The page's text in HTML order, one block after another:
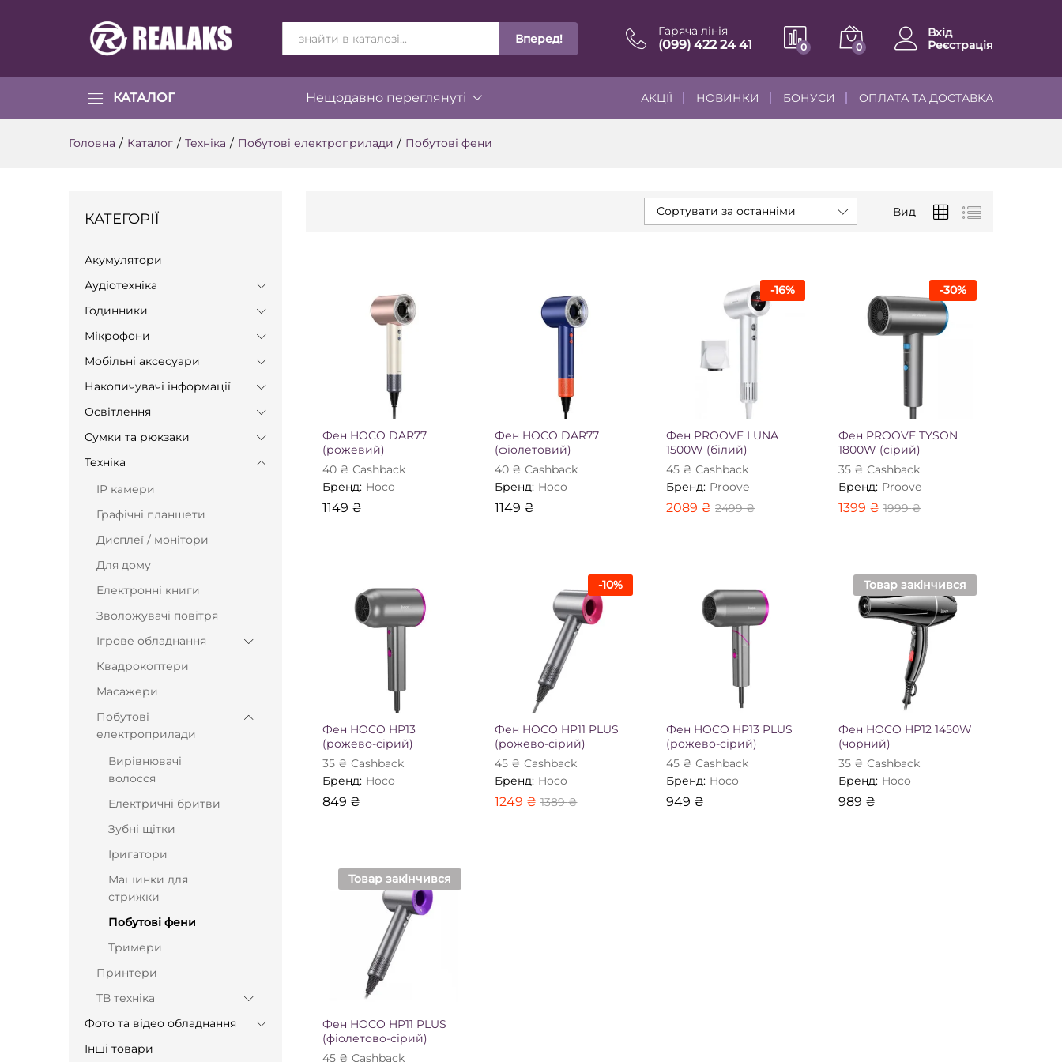
ВСІ КАТЕГОРІЇ Вперед!
Гаряча лінія
(099) 422 24 41 0 0
Вхід
Реєстрація
КАТАЛОГ Нещодавно переглянуті АКЦІЇ НОВИНКИ БОНУСИ ОПЛАТА ТА ДОСТАВКА
Головна / Каталог / Техніка / Побутові електроприлади / Побутові фени
Вид
Сортувати за останніми
Фен HOCO DAR77
(рожевий)
40 ₴ Сashback
Бренд: Hoco
1149 ₴
1149₴
Фен HOCO DAR77
(фіолетовий)
40 ₴ Сashback
Бренд: Hoco
1149 ₴
1149₴
-16%
Фен PROOVE LUNA
1500W (білий)
45 ₴ Сashback
Бренд: Proove
2089 ₴ 2499₴
2089₴ 2499₴
-30%
Фен PROOVE TYSON
1800W (сірий)
35 ₴ Сashback
Бренд: Proove
1399 ₴ 1999₴
1399₴ 1999₴
Фен HOCO HP13
(рожево-сірий)
35 ₴ Сashback
Бренд: Hoco
849 ₴
849₴
-10%
Фен HOCO HP11 PLUS
(рожево-сірий)
45 ₴ Сashback
Бренд: Hoco
1249 ₴ 1389₴
1249₴ 1389
Фен HOCO HP13 PLUS
(рожево-сірий)
45 ₴ Сashback
Бренд: Hoco
949 ₴
949₴
Товар закінчився
Фен HOCO HP12 1450W
(чорний)
35 ₴ Сashback
Бренд: Hoco
989 ₴
989₴
Товар закінчився
Фен HOCO HP11 PLUS
(фіолетово-сірий)
45 ₴ Сashback
КАТЕГОРІЇ
Акумулятори
Аудіотехніка
Годинники
Мікрофони
Мобільні аксесуари
Накопичувачі інформації
Освітлення
Сумки та рюкзаки
Техніка
IP камери
Графічні планшети
Дисплеї / монітори
Для дому
Електронні книги
Зволожувачі повітря
Ігрове обладнання
Квадрокоптери
Масажери
Побутові
електроприлади
Вирівнювачі
волосся
Електричні бритви
Зубні щітки
Іригатори
Машинки для
стрижки
Побутові фени
Тримери
Принтери
ТВ техніка
Фото та відео обладнання
Інші товари